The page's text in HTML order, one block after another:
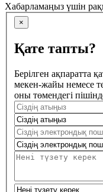
Хабарламаңыз үшін
×
Қате тапты?
Берілген ақпаратта
мекен-жайы немесе
оны төмендегі